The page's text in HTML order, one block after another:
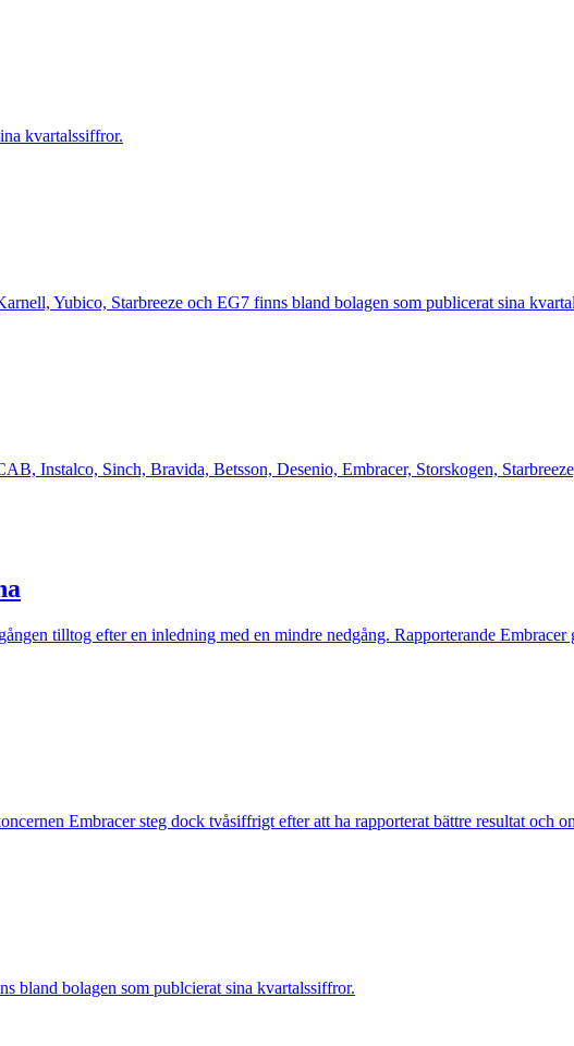
kvartalssiffror.
Yubico, Starbreeze och EG7 finns bland bolagen som publicerat sina
Instalco, Sinch, Bravida, Betsson, Desenio, Embracer, Storskogen,
tilltog efter en inledning med en mindre nedgång. Rapporterande
Embracer steg dock tvåsiffrigt efter att ha rapporterat bättre resultat och
bland bolagen som publcierat sina kvartalssiffror.